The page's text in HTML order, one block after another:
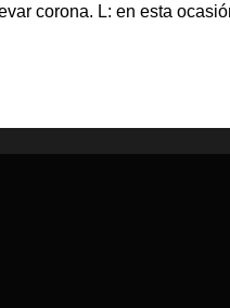
corona. L: en esta